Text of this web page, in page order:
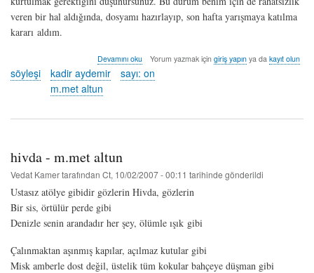
veren bir hal aldığında, dosyamı hazırlayıp, son hafta yarışmaya katılma
kararı aldım.
söyleşi:
kadir
aydemir
/
saray'ında
m.met
altun
hakkında
Devamını oku Yorum yazmak için giriş yapınya da kayıt olun
söyleşi
kadir aydemir
m.met altun
sayı: on
hivda - m.met altun
Vedat Kamertarafından Ct, 10/02/2007 - 00:11 tarihinde gönderildi
Ustasız atölye gibidir gözlerin Hivda, gözlerin
Bir sis, örtülür perde gibi
Denizle senin arandadır her şey, ölümle ışık gibi
Çalınmaktan aşınmış kapılar, açılmaz kutular gibi
Misk amberle dost değil, üstelik tüm kokular bahçeye düşman gibi